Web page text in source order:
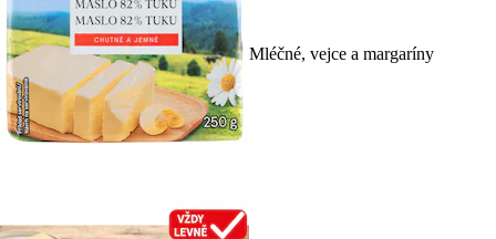
Mléčné, vejce a margaríny